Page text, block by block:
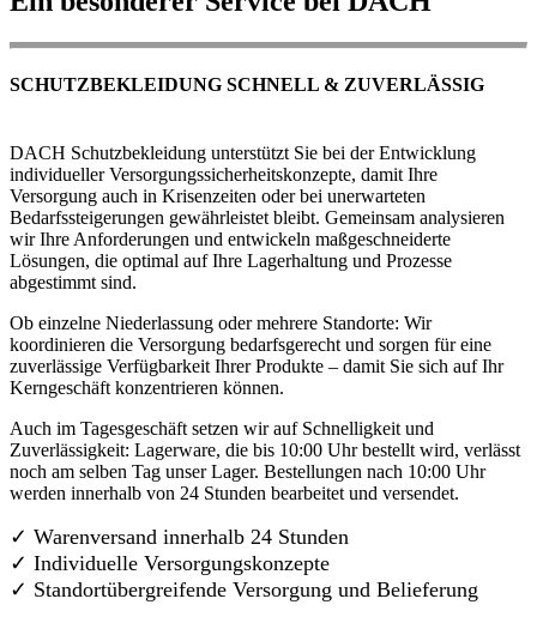
SCHUTZBEKLEIDUNG SCHNELL & ZUVERLÄSSIG
DACH Schutzbekleidung unterstützt Sie bei der Entwicklung
individueller Versorgungssicherheitskonzepte, damit Ihre
Versorgung auch in Krisenzeiten oder bei unerwarteten
Bedarfssteigerungen gewährleistet bleibt. Gemeinsam analysieren
wir Ihre Anforderungen und entwickeln maßgeschneiderte
Lösungen, die optimal auf Ihre Lagerhaltung und Prozesse
abgestimmt sind.
Ob einzelne Niederlassung oder mehrere Standorte: Wir
koordinieren die Versorgung bedarfsgerecht und sorgen für eine
zuverlässige Verfügbarkeit Ihrer Produkte – damit Sie sich auf Ihr
Kerngeschäft konzentrieren können.
Auch im Tagesgeschäft setzen wir auf Schnelligkeit und
Zuverlässigkeit: Lagerware, die bis 10:00 Uhr bestellt wird, verlässt
noch am selben Tag unser Lager. Bestellungen nach 10:00 Uhr
werden innerhalb von 24 Stunden bearbeitet und versendet.
✓ Warenversand innerhalb 24 Stunden
✓ Individuelle Versorgungskonzepte
✓ Standortübergreifende Versorgung und Belieferung